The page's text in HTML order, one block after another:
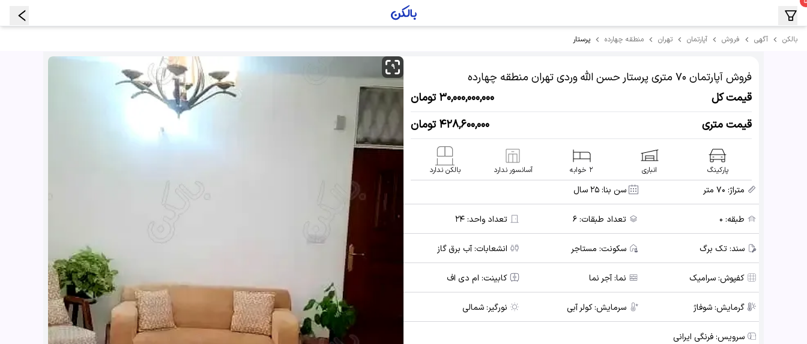
بالکن آگهی فروش آپارتمان تهران منطقه چهارده پرستار
فروش آپارتمان ۷۰ متری پرستار حسن الله وردی
تهران منطقه چهارده
قیمت کل
۳۰,۰۰۰,۰۰۰,۰۰۰ تومان
قیمت متری
۴۲۸,۶۰۰,۰۰۰ تومان
پارکینگ انباری ۲ خوابه آسانسور ندارد بالکن ندارد
متراژ: ۷۰ متر سن بنا:۲۵ سال
طبقه: ۰ تعداد طبقات:۶ تعداد واحد:۲۴
سند:تک برگ سکونت: مستاجر انشعابات:آب برق گاز
کفپوش:سرامیک نما:آجر نما کابینت: ام دی اف
گرمایش:شوفاژ سرمایش:کولر آبی نورگیر:شمالی
سرویس:فرنگی ایرانی
۹